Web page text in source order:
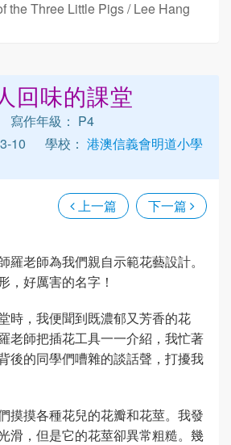
the Three Little Pigs / Lee Hang
回味的課堂
寫作年級： P4
10
學校： 港澳信義會明道小學
上一篇 下一篇
羅老師為我們親自示範花藝設計。
，好厲害的名字！
時，我便聞到既濃郁又芳香的花
老師把插花工具一一介紹，我忙著
後的同學們嘈雜的談話聲，打擾我
摸摸各種花兒的花瓣和花莖。我發
滑，但是它的花莖卻異常粗糙。幾